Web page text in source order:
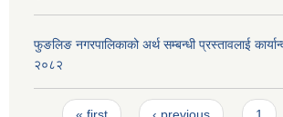
फुङलिङ नगरपालिकाको अर्थ सम्बन्धी प्रस्तावलाई
२०८२
« first ‹ previous 1